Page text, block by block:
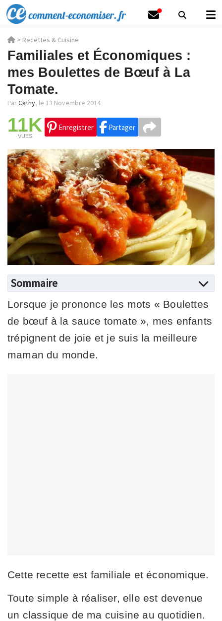
> Recettes & Cuisine
Familiales et Économiques :
mes Boulettes de Bœuf à La
Tomate.
ParCathy, le 13 Novembre 2014
11K
VUES
Enregistrer Partager
Sommaire
Lorsque je prononce les mots « Boulettes
de bœuf à la sauce tomate », mes enfants
trépignent de joie et je suis la meilleure
maman du monde.
Cette recette est familiale et économique.
Toute simple à réaliser, elle est devenue
un classique de ma cuisine au quotidien.